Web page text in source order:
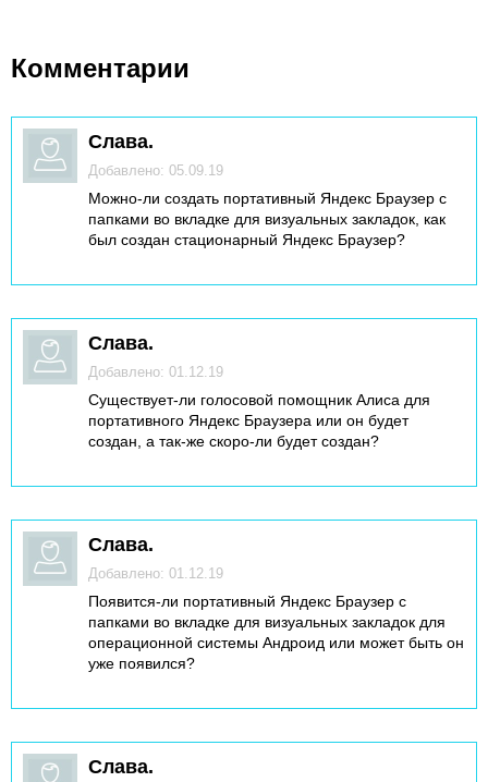
Комментарии
Слава.
Добавлено: 05.09.19
Можно-ли создать портативный Яндекс Браузер с
папками во вкладке для визуальных закладок, как
был создан стационарный Яндекс Браузер?
Слава.
Добавлено: 01.12.19
Существует-ли голосовой помощник Алиса для
портативного Яндекс Браузера или он будет
создан, а так-же скоро-ли будет создан?
Слава.
Добавлено: 01.12.19
Появится-ли портативный Яндекс Браузер с
папками во вкладке для визуальных закладок для
операционной системы Андроид или может быть он
уже появился?
Слава.